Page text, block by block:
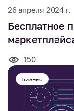
26 апреля 2024 г.
Бесплатное
150
Бизнес